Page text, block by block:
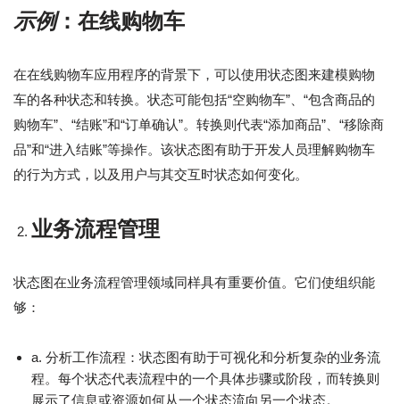
示例：在线购物车
在在线购物车应用程序的背景下，可以使用状态图来建模购物
车的各种状态和转换。状态可能包括“空购物车”、“包含商品的
购物车”、“结账”和“订单确认”。转换则代表“添加商品”、“移除商
品”和“进入结账”等操作。该状态图有助于开发人员理解购物车
的行为方式，以及用户与其交互时状态如何变化。
业务流程管理
状态图在业务流程管理领域同样具有重要价值。它们使组织能
够：
a. 分析工作流程：状态图有助于可视化和分析复杂的业务流
程。每个状态代表流程中的一个具体步骤或阶段，而转换则
展示了信息或资源如何从一个状态流向另一个状态。